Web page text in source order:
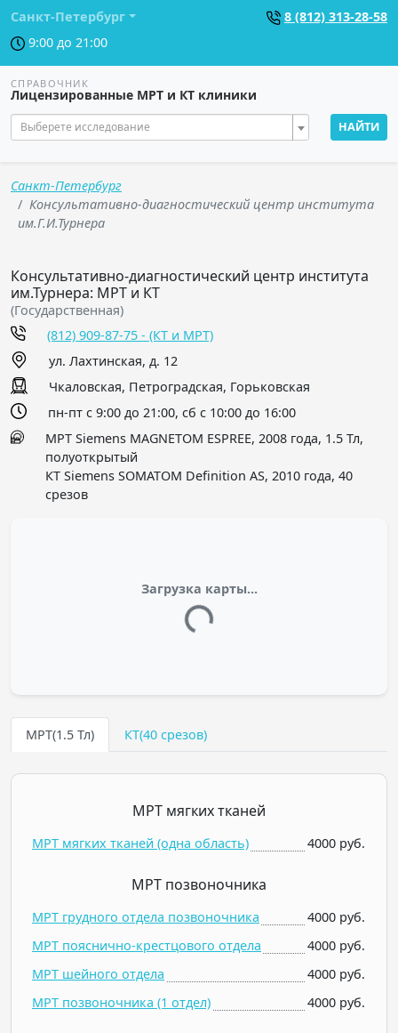
Санкт-Петербург
8 (812) 313-28-58
9:00 до 21:00
СПРАВОЧНИК
Лицензированные МРТ и КТ клиники
Выберете исследование НАЙТИ
Санкт-Петербург
Консультативно-диагностический центр института
им.Г.И.Турнера
Консультативно-диагностический центр института
им.Турнера: МРТ и КТ
(Государственная)
(812) 909-87-75 - (КТ и МРТ)
ул. Лахтинская, д. 12
Чкаловская, Петроградская, Горьковская
пн-пт с 9:00 до 21:00, сб с 10:00 до 16:00
МРТ Siemens MAGNETOM ESPREE, 2008 года, 1.5 Тл,
полуоткрытый
КТ Siemens SOMATOM Definition AS, 2010 года, 40
срезов
Загрузка карты...
МРТ(1.5 Тл) КТ(40 срезов)
МРТ мягких тканей
МРТ мягких тканей (одна область) 4000 руб.
МРТ позвоночника
МРТ грудного отдела позвоночника
4000 руб.
МРТ пояснично-крестцового отдела
4000 руб.
МРТ шейного отдела
4000 руб.
МРТ позвоночника (1 отдел)
4000 руб.